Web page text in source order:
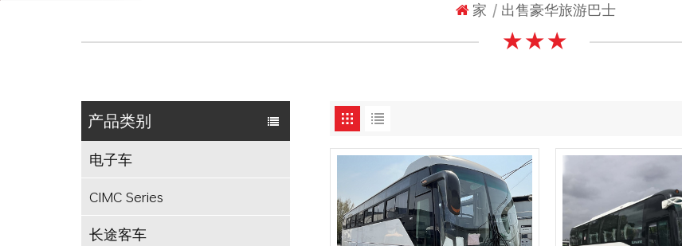
家 | 出售豪华旅游巴士
★ ★ ★
产品类别
电子车
CIMC Series
长途客车